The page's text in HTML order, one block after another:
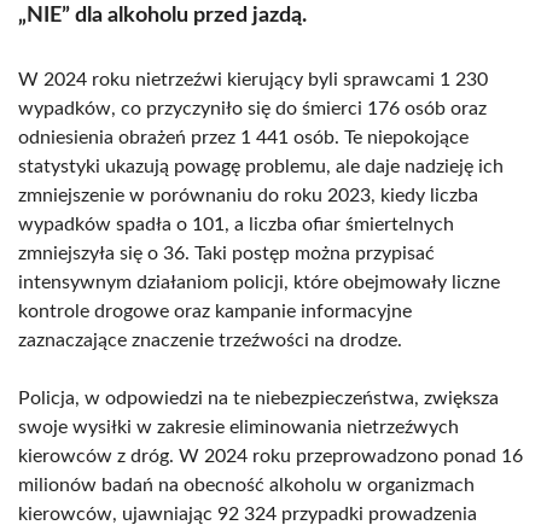
„NIE” dla alkoholu przed jazdą.
W 2024 roku nietrzeźwi kierujący byli sprawcami 1 230
wypadków, co przyczyniło się do śmierci 176 osób oraz
odniesienia obrażeń przez 1 441 osób. Te niepokojące
statystyki ukazują powagę problemu, ale daje nadzieję ich
zmniejszenie w porównaniu do roku 2023, kiedy liczba
wypadków spadła o 101, a liczba ofiar śmiertelnych
zmniejszyła się o 36. Taki postęp można przypisać
intensywnym działaniom policji, które obejmowały liczne
kontrole drogowe oraz kampanie informacyjne
zaznaczające znaczenie trzeźwości na drodze.
Policja, w odpowiedzi na te niebezpieczeństwa, zwiększa
swoje wysiłki w zakresie eliminowania nietrzeźwych
kierowców z dróg. W 2024 roku przeprowadzono ponad 16
milionów badań na obecność alkoholu w organizmach
kierowców, ujawniając 92 324 przypadki prowadzenia